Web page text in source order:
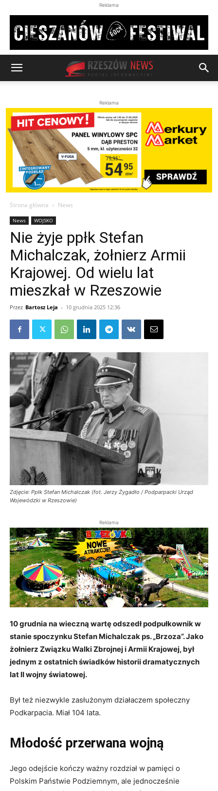
Reklama
Reklama
Strona główna News
News WOJSKO
Nie żyje ppłk Stefan
Michalczak, żołnierz Armii
Krajowej. Od wielu lat
mieszkał w Rzeszowie
Przez Bartosz Leja - 10 grudnia 2025 12:36
Zdjęcie: Ppłk Stefan Michalczak (fot. Jerzy Żygadło / Podparpacki Urząd
Wojewódzki w Rzeszowie)
Reklama
10 grudnia na wieczną wartę odszedł podpułkownik w
stanie spoczynku Stefan Michalczak ps. „Brzoza”. Jako
żołnierz Związku Walki Zbrojnej i Armii Krajowej, był
jednym z ostatnich świadków historii dramatycznych
lat II wojny światowej.
Był też niezwykle zasłużonym działaczem społeczny
Podkarpacia. Miał 104 lata.
Młodość przerwana wojną
Jego odejście kończy ważny rozdział w pamięci o
Polskim Państwie Podziemnym, ale jednocześnie